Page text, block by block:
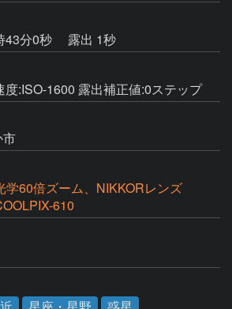
43分0秒
露出 1秒
度:ISO-1600 露出補正値:0ステップ
市
学60倍ズーム、NIKKORレンズ
610